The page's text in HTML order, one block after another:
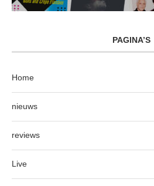
PAGINA’S
Home
nieuws
reviews
Live